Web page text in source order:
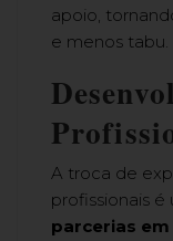
apoio,
e menos tabu.
A troca de
profissionais é
parcerias